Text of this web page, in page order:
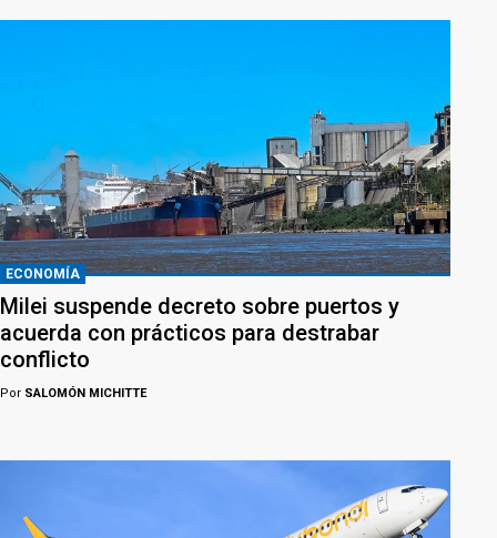
ECONOMÍA
Milei suspende decreto sobre puertos y
acuerda con prácticos para destrabar
conflicto
Por SALOMÓN MICHITTE